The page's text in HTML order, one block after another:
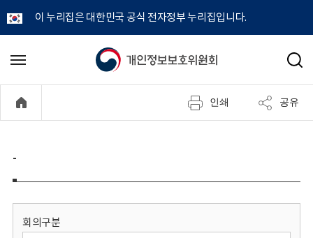
이 누리집은 대한민국 공식 전자정부 누리집입니다.
개
정
보
메
기
검
인쇄 공유
-
회의구분